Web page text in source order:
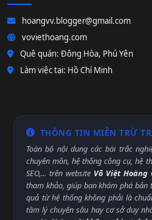
hoangvv.blogger@gmail.com
voviethoang.com
Quê quán: Đông Hòa, Phú Yên
Làm việc tại: Hồ Chí Minh
THÔNG TIN MIỄN TRỪ
Toàn bộ nội dung các bài trắc
chuyên môn, hệ thống công cụ, hệ
SEO,... trên website Võ Việt Hoàng
tham khảo, giúp bạn khám phá bản
quả từ hệ thống không phải là
tâm lý chuyên sâu hay cơ sở duy